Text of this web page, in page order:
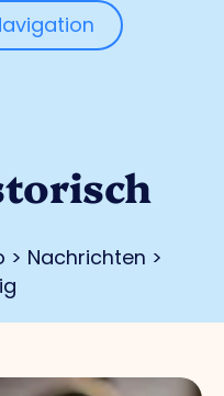
> Nachrichten >